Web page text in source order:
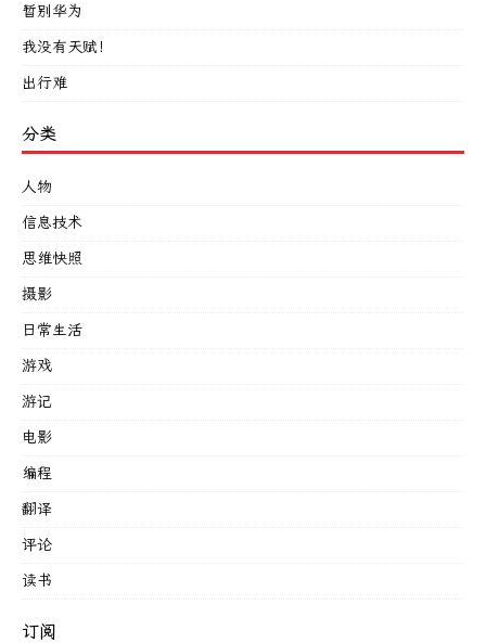
暂别华为
我没有天赋！
出行难
分类
人物
信息技术
思维快照
摄影
日常生活
游戏
游记
电影
编程
翻译
评论
读书
订阅